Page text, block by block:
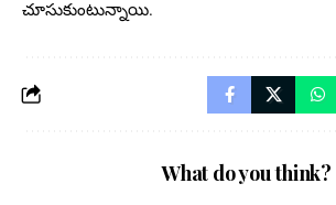
చూసుకుంటున్నాయి.
What do you think?